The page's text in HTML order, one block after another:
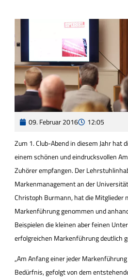
09. Februar 2016 12:05
Zum 1. Club-Abend in diesem Jahr hat
einem schönen und eindrucksvollen
Zuhörer empfangen. Der
Markenmanagement an der
Christoph Burmann, hat die Mitglieder
Markenführung genommen und
Beispielen die kleinen aber feinen
erfolgreichen Markenführung deutlich
„Am Anfang einer jeder
Bedürfnis, gefolgt von dem